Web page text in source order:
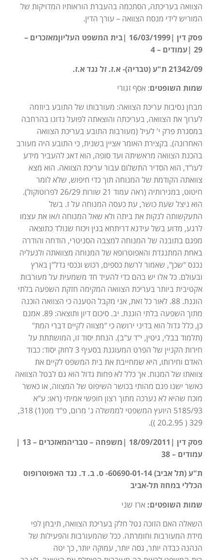
הצוואה בעריכתה, הסתכמה בהעברת הוראותיו המדויקות של
המוריש לידי מנסח הצוואה – עורך הדין.
פסק דין |16/03/1999 |בית המשפט העליוןמאזכרים –
29 |עמודים – 4
21342/09 ת"ע (טבריה)- א.ז. זל נגד א.ז.
שמות השופטים: אסף זגורי
מבחן נסיבות עריכת הצוואה: מעורבותו של התובע ביוזמה
לערוך את הצוואה, בעריכתה והוצאתה לפועל נדונו בהרחבה
במסגרת פרק י' לעיל (מעורבות התובע בעריכת הצוואה
האחרונה). בקצירת האומר אציין בשנית, כי התובע היה מעורב
בהכנת הצוואה מראשיתה ועד סופה, הוא דאג להעביר מידע
לעו"ד, הוא הסדיר התשלום עבור עריכת הצוואה. הוא מצא
צוואתה הקודמת של המנוחה תוך כדי חיפוש, שלא לומר
חיטוט, במגירותיה (ראה עמוד 21 שורות 26/29 לפרוטוקול).
הוא ניצל שעת כושר, עת כעסה המנוחה על ז. בשל
התעקשותה לנקות את ביתה ולא שאל המנוחה ו/או את עצמו
לרגע, מדוע בשל עידנא דריתחא בגין ויכוח שנולד כתוצאה
מפגם בתובנה של המנוחה למצבה הסניטרי, הודחה והודרה
באחת המתנגדת והאפוטרופא של המנוחה מצוואתה ולנעליה
נכנס "שכן", שאמור לרשת כספים, רכוש ונכסי נדל"ן בארץ
ובעולם. כל אלו יש בהם כדי להעיד חד משמעית על מעורבות
אקטיבית ביותר בעריכת הצוואה המקימה חזקת השפעה בלתי
הוגנת. 88. לאור כל זאת, אני מקבל הטענה כי הצוואה הוכנה
מתוך השפעה בלתי הוגנת. יב. סיכום דיון ותוצאה: 89. אמנם
כן, כלל גדול הוא בדיני ירושה כי "מצווה לקיים דברי המת"
(תלמוד בבלי, גיטין, י"ד ע"ב). הנחת יסוד זו, המושתתת על
חירות הקניין של הפרט המעוגנת בסעיף 3 לחוק יסוד: כבוד
האדם וחירותו, היא שמחייבת את בית המשפט לקיים את
צוואתו של המנוח. אך כלל לא פחות גדול הוא גם לבטל הצוואה
כאשר ישנו פגם מהותי בכושר השיפוט של המצווה, או כאשר
מוכח שהיא לא נערכה מתוך רצון חופשי אמיתי (ראו: ע"א
5185/93 היועץ המשפטי לממשלה נ' מרום, פ"ד מט(1) 318,
329 ( 20.2.95 )).
פסק דין |18/09/2011 |משפחה – טבריהמאזכרים – 13 |
עמודים – 38
ת"ע (תל אביב) 60690-01-14- ס. ב. ד. נגד האפוטרופוס
הכללי במחוז תל-אביב
שמות השופטים: ארז שני
השאלה האם הזוכה נטל חלק בעריכת הצוואה, תיבחן לפי
מידת המעורבות וחומרתה. ככל שהמעורבות והפעילות של
הנהנה כבדה יותר, גסה יותר, עמוקה יותר, כך יטה